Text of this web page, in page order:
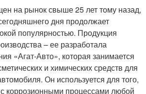
на рынок свыше 25 лет тому назад,
дня продолжает
популярностью. Продукция
– ее разработала
«Агат-Авто», которая занимается
и химических средств для
Он используется для того,
коррозионными процессами любой